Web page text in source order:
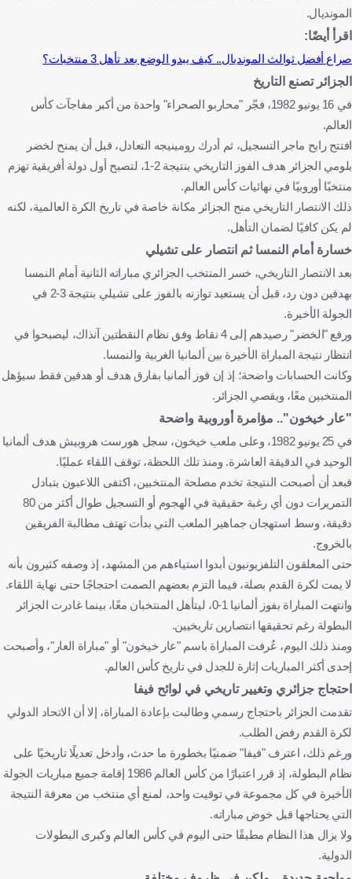
المونديال.
اقرأ أيضًا:
صراع أفضل ثوالث المونديال.. كيف يبدو الوضع بعد تأهل 3 منتخبات؟
الجزائر تصنع التاريخ
في 16 يونيو 1982، فجّر "محاربو الصحراء" واحدة من أكبر مفاجآت كأس
العالم.
افتتح رابح ماجر التسجيل، ثم أدرك رومينيجه التعادل، قبل أن يمنح لخضر
بلومي الجزائر هدف الفوز التاريخي بنتيجة 2-1، لتصبح أول دولة أفريقية تهزم
منتخبًا أوروبيًا في نهائيات كأس العالم.
ذلك الانتصار التاريخي منح الجزائر مكانة خاصة في تاريخ الكرة العالمية، لكنه
لم يكن كافيًا لضمان التأهل.
خسارة أمام النمسا ثم انتصار على تشيلي
بعد الانتصار التاريخي، خسر المنتخب الجزائري مباراته الثانية أمام النمسا
بهدفين دون رد، قبل أن يستعيد توازنه بالفوز على تشيلي بنتيجة 3-2 في
الجولة الأخيرة.
ورفع "الخضر" رصيدهم إلى 4 نقاط وفق نظام النقطتين آنذاك، ليصبحوا في
انتظار نتيجة المباراة الأخيرة بين ألمانيا الغربية والنمسا.
وكانت الحسابات واضحة؛ إذ إن فوز ألمانيا بفارق هدف أو هدفين فقط سيؤهل
المنتخبين معًا، ويقصي الجزائر.
"عار خيخون".. مؤامرة أوروبية واضحة
في 25 يونيو 1982، وعلى ملعب خيخون، سجل هورست هروبيش هدف ألمانيا
الوحيد في الدقيقة العاشرة. ومنذ تلك اللحظة، توقف اللقاء عمليًا.
فبعد أن أصبحت النتيجة تخدم مصلحة المنتخبين، اكتفى اللاعبون بتبادل
التمريرات دون أي رغبة حقيقية في الهجوم أو التسجيل طوال أكثر من 80
دقيقة، وسط استهجان جماهير الملعب التي بدأت تهتف مطالبة الفريقين
بالخروج.
حتى المعلقون التلفزيونيون أبدوا استياءهم من المشهد، إذ وصفه كثيرون بأنه
لا يمت لكرة القدم بصلة، فيما التزم بعضهم الصمت احتجاجًا حتى نهاية اللقاء.
وانتهت المباراة بفوز ألمانيا 1-0، ليتأهل المنتخبان معًا، بينما غادرت الجزائر
البطولة رغم تحقيقها انتصارين تاريخيين.
ومنذ ذلك اليوم، عُرفت المباراة باسم "عار خيخون" أو "مباراة العار"، وأصبحت
إحدى أكثر المباريات إثارة للجدل في تاريخ كأس العالم.
احتجاج جزائري وتغيير تاريخي في لوائح فيفا
تقدمت الجزائر باحتجاج رسمي وطالبت بإعادة المباراة، إلا أن الاتحاد الدولي
لكرة القدم رفض الطلب.
ورغم ذلك، اعترف "فيفا" ضمنيًا بخطورة ما حدث، وأدخل تعديلًا تاريخيًا على
نظام البطولة، إذ قرر اعتبارًا من كأس العالم 1986 إقامة جميع مباريات الجولة
الأخيرة في كل مجموعة في توقيت واحد، لمنع أي منتخب من معرفة النتيجة
التي يحتاجها قبل خوض مباراته.
ولا يزال هذا النظام مطبقًا حتى اليوم في كأس العالم وكبرى البطولات
الدولية.